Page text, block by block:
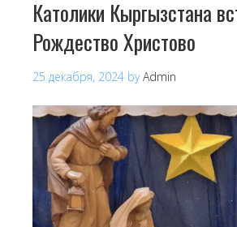
Католики Кыргызстана
Рождество Христово
25 декабря, 2024 byAdmin